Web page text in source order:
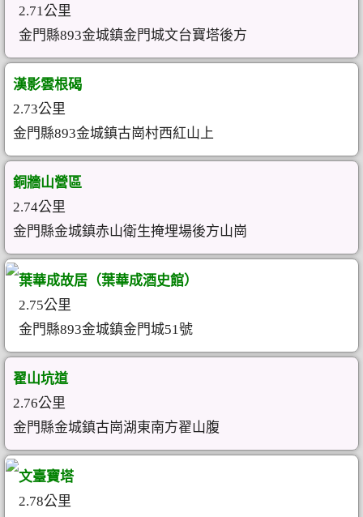
2.71公里
金門縣893金城鎮金門城文台寶塔後方
漢影雲根碣
2.73公里
金門縣893金城鎮古崗村西紅山上
銅牆山營區
2.74公里
金門縣金城鎮赤山衛生掩埋場後方山崗
葉華成故居（葉華成酒史館）
2.75公里
金門縣893金城鎮金門城51號
翟山坑道
2.76公里
金門縣金城鎮古崗湖東南方翟山腹
文臺寶塔
2.78公里